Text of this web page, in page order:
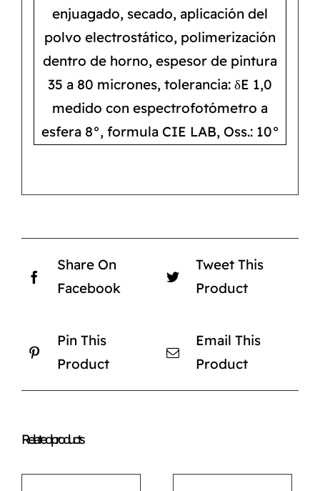
enjuagado, secado, aplicación del
polvo electrostático, polimerización
dentro de horno, espesor de pintura
35 a 80 micrones, tolerancia: δE 1,0
medido con espectrofotómetro a
esfera 8°, formula CIE LAB, Oss.: 10°
Share On
Facebook
Tweet This
Product
Pin This
Product
Email This
Product
Related products